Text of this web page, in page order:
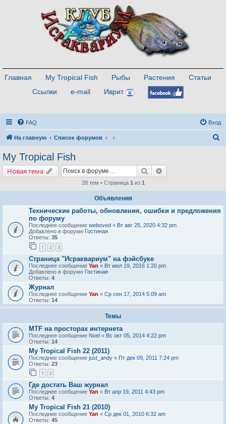
Главная My Tropical Fish Рыбы Растения
Статьи
Ссылки
e-mail Иврит
FAQ Вход
На главную Список форумов
My Tropical Fish
Новая тема Поиск
28 тем • Страница 1 из 1
Объявления
Технические работы, обновления, ошибки и предложения
по форуму
Последнее сообщение weboved « Вт авг 25, 2020 4:32 pm
Добавлено в форуме Гостиная
Ответы: 35
1 2 3
Страница "Исраквариум" на фэйсбуке
Последнее сообщение Yan « Вт июл 19, 2016 1:20 pm
Добавлено в форуме Гостиная
Ответы: 4
Журнал
Последнее сообщение Yan « Ср сен 17, 2014 5:09 am
Ответы: 14
Темы
MTF на просторах интернета
Последнее сообщение Noel « Вс окт 05, 2014 4:22 pm
Ответы: 14
My Tropical Fish 22 (2011)
Последнее сообщение just_andy « Пт дек 09, 2011 7:24 pm
Ответы: 23
1 2
Где достать Ваш журнал
Последнее сообщение Yan « Вт апр 19, 2011 4:43 pm
Ответы: 4
My Tropical Fish 21 (2010)
Последнее сообщение Yan « Ср дек 01, 2010 6:32 am
Ответы: 45